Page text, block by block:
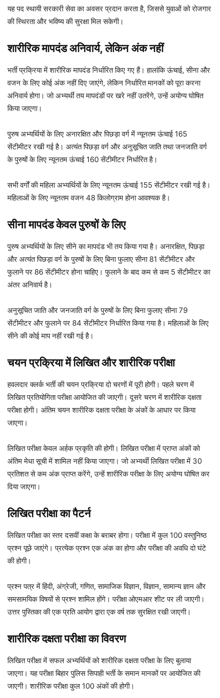
यह पद स्थायी सरकारी सेवा का अवसर प्रदान करता है, जिससे युवाओं को रोजगार
की स्थिरता और भविष्य की सुरक्षा मिल सकेगी।
शारीरिक मापदंड अनिवार्य, लेकिन अंक नहीं
भर्ती प्रक्रिया में शारीरिक मापदंड निर्धारित किए गए हैं। हालांकि ऊंचाई, सीना और
वजन के लिए कोई अंक नहीं दिए जाएंगे, लेकिन निर्धारित मानकों को पूरा करना
अनिवार्य होगा। जो अभ्यर्थी तय मापदंडों पर खरे नहीं उतरेंगे, उन्हें अयोग्य घोषित
किया जाएगा।
पुरुष अभ्यर्थियों के लिए अनारक्षित और पिछड़ा वर्ग में न्यूनतम ऊंचाई 165
सेंटीमीटर रखी गई है। अत्यंत पिछड़ा वर्ग और अनुसूचित जाति तथा जनजाति वर्ग
के पुरुषों के लिए न्यूनतम ऊंचाई 160 सेंटीमीटर निर्धारित है।
सभी वर्गों की महिला अभ्यर्थियों के लिए न्यूनतम ऊंचाई 155 सेंटीमीटर रखी गई है।
महिलाओं के लिए न्यूनतम वजन 48 किलोग्राम होना आवश्यक है।
सीना मापदंड केवल पुरुषों के लिए
पुरुष अभ्यर्थियों के लिए सीने का मापदंड भी तय किया गया है। अनारक्षित, पिछड़ा
और अत्यंत पिछड़ा वर्ग के पुरुषों के लिए बिना फुलाए सीना 81 सेंटीमीटर और
फुलाने पर 86 सेंटीमीटर होना चाहिए। फुलाने के बाद कम से कम 5 सेंटीमीटर का
अंतर अनिवार्य है।
अनुसूचित जाति और जनजाति वर्ग के पुरुषों के लिए बिना फुलाए सीना 79
सेंटीमीटर और फुलाने पर 84 सेंटीमीटर निर्धारित किया गया है। महिलाओं के लिए
सीने की कोई माप नहीं रखी गई है।
चयन प्रक्रिया में लिखित और शारीरिक परीक्षा
हवलदार क्लर्क भर्ती की चयन प्रक्रिया दो चरणों में पूरी होगी। पहले चरण में
लिखित प्रतियोगिता परीक्षा आयोजित की जाएगी। दूसरे चरण में शारीरिक दक्षता
परीक्षा होगी। अंतिम चयन शारीरिक दक्षता परीक्षा के अंकों के आधार पर किया
जाएगा।
लिखित परीक्षा केवल अर्हक प्रकृति की होगी। लिखित परीक्षा में प्राप्त अंकों को
अंतिम मेधा सूची में शामिल नहीं किया जाएगा। जो अभ्यर्थी लिखित परीक्षा में 30
प्रतिशत से कम अंक प्राप्त करेंगे, उन्हें शारीरिक परीक्षा के लिए अयोग्य घोषित कर
दिया जाएगा।
लिखित परीक्षा का पैटर्न
लिखित परीक्षा का स्तर दसवीं कक्षा के बराबर होगा। परीक्षा में कुल 100 वस्तुनिष्ठ
प्रश्न पूछे जाएंगे। प्रत्येक प्रश्न एक अंक का होगा और परीक्षा की अवधि दो घंटे
की होगी।
प्रश्न पत्र में हिंदी, अंग्रेजी, गणित, सामाजिक विज्ञान, विज्ञान, सामान्य ज्ञान और
समसामयिक विषयों से प्रश्न शामिल होंगे। परीक्षा ओएमआर शीट पर ली जाएगी।
उत्तर पुस्तिका की एक प्रति आयोग द्वारा एक वर्ष तक सुरक्षित रखी जाएगी।
शारीरिक दक्षता परीक्षा का विवरण
लिखित परीक्षा में सफल अभ्यर्थियों को शारीरिक दक्षता परीक्षा के लिए बुलाया
जाएगा। यह परीक्षा बिहार पुलिस सिपाही भर्ती के समान मानकों पर आयोजित की
जाएगी। शारीरिक परीक्षा कुल 100 अंकों की होगी।